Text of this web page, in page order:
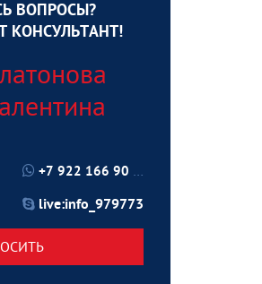
ВОПРОСЫ?
КОНСУЛЬТАНТ!
+7 922 166 90 70
live:info_979773